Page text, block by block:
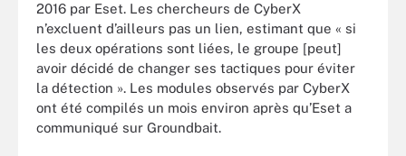
2016 par Eset. Les chercheurs de CyberX
n’excluent d’ailleurs pas un lien, estimant que « si
les deux opérations sont liées, le groupe [peut]
avoir décidé de changer ses tactiques pour éviter
la détection ». Les modules observés par CyberX
ont été compilés un mois environ après qu’Eset a
communiqué sur Groundbait.